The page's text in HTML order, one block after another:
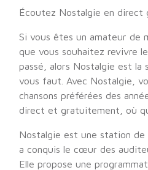
Écoutez Nostalgie en
Si vous êtes un amateur de
que vous souhaitez revivre
passé, alors Nostalgie est la
vous faut. Avec Nostalgie,
chansons préférées des
direct et gratuitement, où
Nostalgie est une station
a conquis le cœur des
Elle propose une